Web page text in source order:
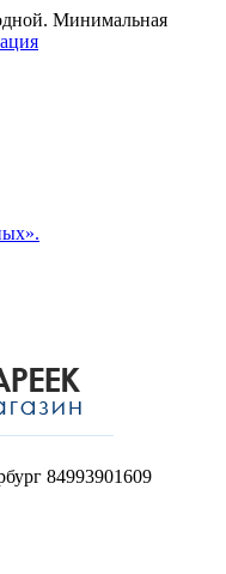
Минимальная
84993901609